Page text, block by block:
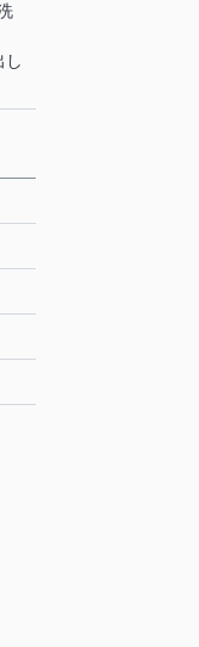
し